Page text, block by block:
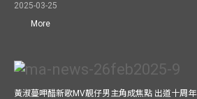
2025-03-25
More
黃淑蔓呷醋新歌MV靚仔男主角成焦點 出道十周年